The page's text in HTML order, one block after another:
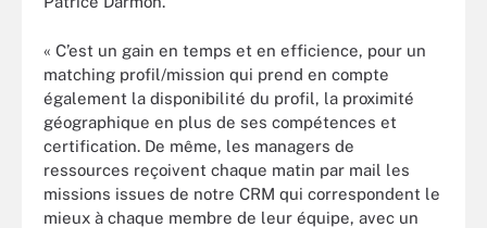
« C’est un gain en temps et en efficience, pour un
matching profil/mission qui prend en compte
également la disponibilité du profil, la proximité
géographique en plus de ses compétences et
certification. De même, les managers de
ressources reçoivent chaque matin par mail les
missions issues de notre CRM qui correspondent le
mieux à chaque membre de leur équipe, avec un